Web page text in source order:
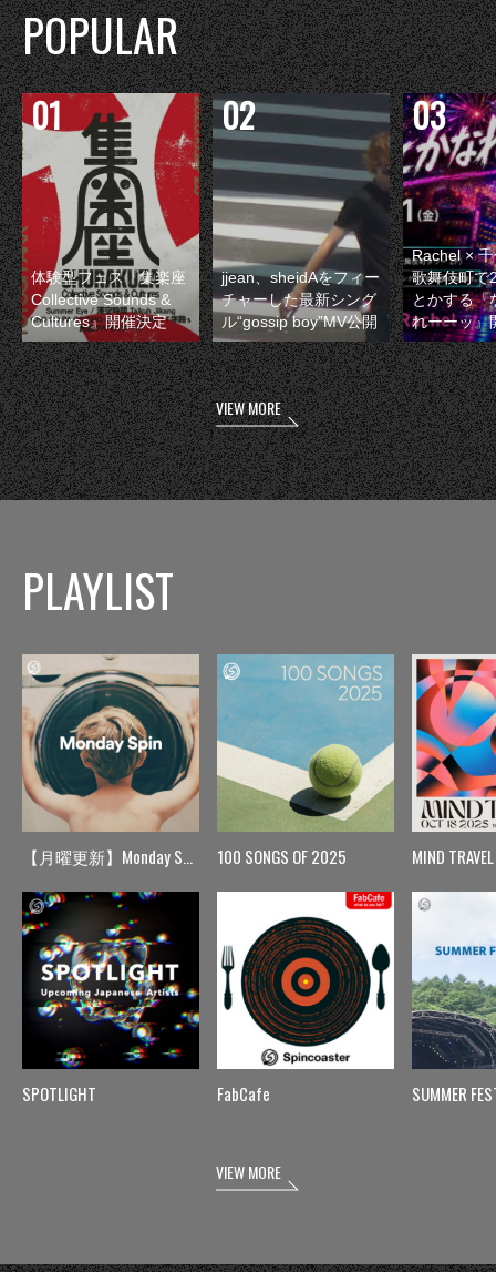
POPULAR
体験型フェス『集楽座
Collective Sounds &
Cultures』開催決定
jjean、sheidAをフィー
チャーした最新シング
ル“gossip boy”MV公開
Rachel ×
歌舞伎町で
とかする『
れーーッ』
VIEW MORE
PLAYLIST
【月曜更新】Monday Spin
SPOTLIGHT
100 SONGS OF 2025
FabCafe
MIND TRAVEL
SUMMER
VIEW MORE